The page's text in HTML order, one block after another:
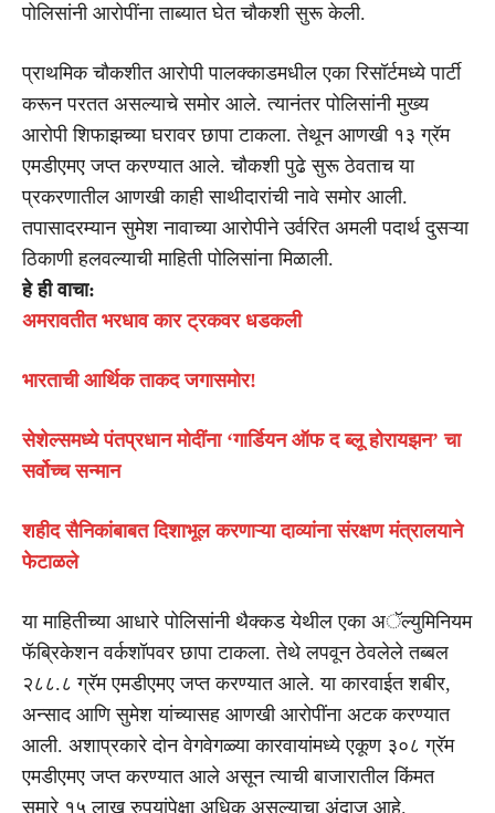
पोलिसांनी आरोपींना ताब्यात घेत चौकशी सुरू केली.
प्राथमिक चौकशीत आरोपी पालक्काडमधील एका रिसॉर्टमध्ये पार्टी
करून परतत असल्याचे समोर आले. त्यानंतर पोलिसांनी मुख्य
आरोपी शिफाझच्या घरावर छापा टाकला. तेथून आणखी १३ ग्रॅम
एमडीएमए जप्त करण्यात आले. चौकशी पुढे सुरू ठेवताच या
प्रकरणातील आणखी काही साथीदारांची नावे समोर आली.
तपासादरम्यान सुमेश नावाच्या आरोपीने उर्वरित अमली पदार्थ दुसऱ्या
ठिकाणी हलवल्याची माहिती पोलिसांना मिळाली.
हे ही वाचा:
अमरावतीत भरधाव कार ट्रकवर धडकली
भारताची आर्थिक ताकद जगासमोर!
सेशेल्समध्ये पंतप्रधान मोदींना ‘गार्डियन ऑफ द ब्लू होरायझन’ चा
सर्वोच्च सन्मान
शहीद सैनिकांबाबत दिशाभूल करणाऱ्या दाव्यांना संरक्षण मंत्रालयाने
फेटाळले
या माहितीच्या आधारे पोलिसांनी थैक्कड येथील एका अॅल्युमिनियम
फॅब्रिकेशन वर्कशॉपवर छापा टाकला. तेथे लपवून ठेवलेले तब्बल
२८८.८ ग्रॅम एमडीएमए जप्त करण्यात आले. या कारवाईत शबीर,
अन्साद आणि सुमेश यांच्यासह आणखी आरोपींना अटक करण्यात
आली. अशाप्रकारे दोन वेगवेगळ्या कारवायांमध्ये एकूण ३०८ ग्रॅम
एमडीएमए जप्त करण्यात आले असून त्याची बाजारातील किंमत
सुमारे १५ लाख रुपयांपेक्षा अधिक असल्याचा अंदाज आहे.